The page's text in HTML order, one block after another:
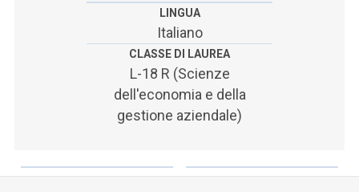
LINGUA
Italiano
CLASSE DI LAUREA
L-18 R (Scienze
dell'economia e della
gestione aziendale)